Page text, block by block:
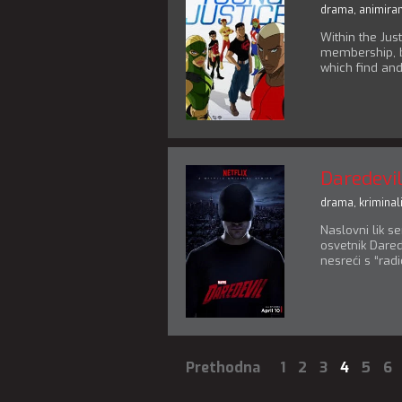
drama,
Within the
membership,
which find
Daredevil
drama,
Naslovni lik
osvetnik
nesreći s
Prethodna 1 2 3 4 5 6